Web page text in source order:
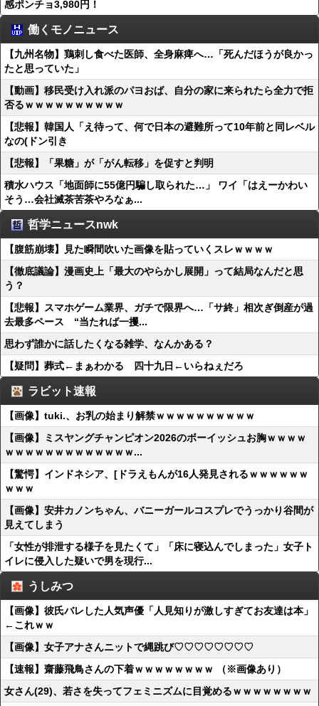
感ポンチョ3,980円！
働くモノニュース
【九州名物】鶏刺し食べた医師、全身麻痺へ…「死んだほうが良かっ
たと思っていた」
【動画】移民受け入れ派のパヨおば、自分の家に来られたら全力で拒
否るｗｗｗｗｗｗｗｗｗｗ
【悲報】韓国人「え待って、何で日本の避難所って10年前と同レベル
なの(ドン引き
【悲報】「果糖」が「がん転移」を促すと判明
積水ハウス「地面師に55億円騙し取られた…」 ワイ「はえーかわい
そう…会社滅茶苦茶やろなぁ...
哲学ニュースnwk
【腹筋崩壊】見た瞬間吹いた画像を貼っていくスレｗｗｗｗ
【徹底議論】漫画史上「最大のやらかし展開」って結局なんだと思
う？
【悲報】スマホゲーム業界、ガチで限界へ…「サ終」相次ぎ倒産が過
去最多ペース “当たれば一攫...
思わず誰かに話したくなる雑学、なんかある？
【疑問】葬式←まぁわかる 四十九日←いらねぇだろ
ラビット速報
【画像】tuki.、お乳の始まり解禁ｗｗｗｗｗｗｗｗｗｗ
【画像】ミスヤングチャンピオン2026のボーイッシュお胸ｗｗｗｗ
ｗｗｗｗｗｗｗｗｗｗｗｗｗ...
【驚愕】インドネシア、[ドラえもんが16人発見されるｗｗｗｗｗｗ
ｗｗｗ
【画像】安井カノンちゃん、バニーガールコスプレでうっかり谷間が
見えてしまう
「女性が排泄する様子を見たくて」「床に寝込んでしまった」女子ト
イレに侵入した疑いで男を現行...
うしみつ
【画像】彼氏バレした人気声優「人見知りが激しすぎてお友達は本」
←これｗｗ
【画像】女子アナさんニットで縄跳び♡♡♡♡♡♡♡♡
【速報】齋藤飛鳥さんの下着ｗｗｗｗｗｗｗｗ （※画像あり）
女さん(29)、若さを失ってフェミニズムに目覚めるｗｗｗｗｗｗｗｗ